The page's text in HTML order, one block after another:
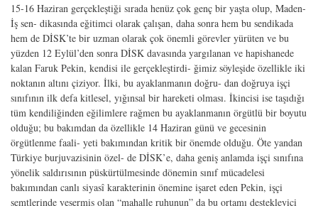
15-16 Haziran gerçekleştiği sırada henüz çok genç bir yaşta olup, Maden-
İş sen- dikasında eğitimci olarak çalışan, daha sonra hem bu sendikada
hem de DİSK’te bir uzman olarak çok önemli görevler yürüten ve bu
yüzden 12 Eylül’den sonra DİSK davasında yargılanan ve hapishanede
kalan Faruk Pekin, kendisi ile gerçekleştirdi- ğimiz söyleşide özellikle iki
noktanın altını çiziyor. İlki, bu ayaklanmanın doğru- dan doğruya işçi
sınıfının ilk defa kitlesel, yığınsal bir hareketi olması. İkincisi ise taşıdığı
tüm kendiliğinden eğilimlere rağmen bu ayaklanmanın örgütlü bir boyutu
olduğu; bu bakımdan da özellikle 14 Haziran günü ve gecesinin
örgütlenme faali- yeti bakımından kritik bir önemde olduğu. Öte yandan
Türkiye burjuvazisinin özel- de DİSK’e, daha geniş anlamda işçi sınıfına
yönelik saldırısının püskürtülmesinde dönemin sınıf mücadelesi
bakımından canlı siyasî karakterinin önemine işaret eden Pekin, işçi
semtlerinde yeşermiş olan “mahalle ruhunun” da bu ortamı destekleyici